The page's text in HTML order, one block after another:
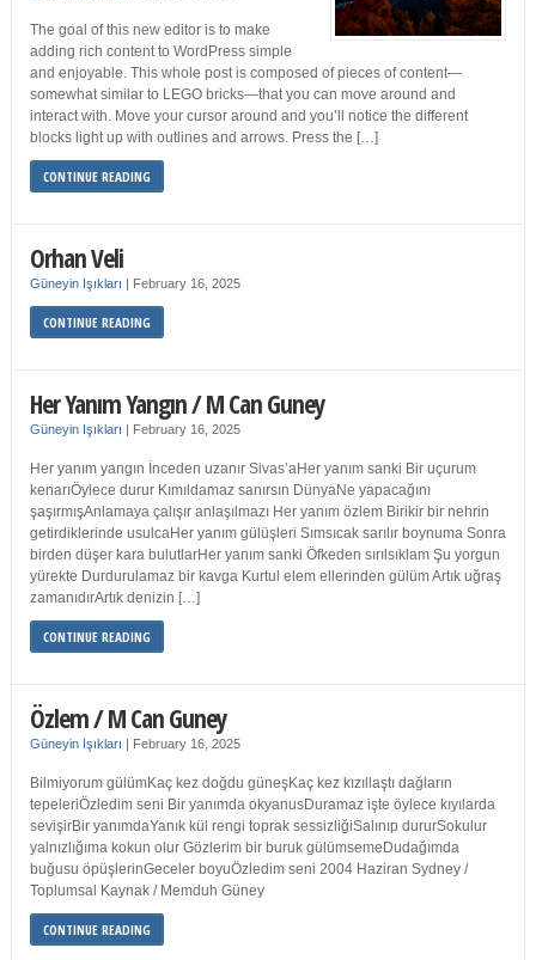
The goal of this new editor is to make
adding rich content to WordPress simple
and enjoyable. This whole post is composed of pieces of content—
somewhat similar to LEGO bricks—that you can move around and
interact with. Move your cursor around and you’ll notice the different
blocks light up with outlines and arrows. Press the […]
CONTINUE READING
Orhan Veli
Güneyin Işıkları | February 16, 2025
CONTINUE READING
Her Yanım Yangın / M Can Guney
Güneyin Işıkları | February 16, 2025
Her yanım yangın İnceden uzanır Sivas’aHer yanım sanki Bir uçurum
kenarıÖylece durur Kımıldamaz sanırsın DünyaNe yapacağını
şaşırmışAnlamaya çalışır anlaşılmazı Her yanım özlem Birikir bir nehrin
getirdiklerinde usulcaHer yanım gülüşleri Sımsıcak sarılır boynuma Sonra
birden düşer kara bulutlarHer yanım sanki Öfkeden sırılsıklam Şu yorgun
yürekte Durdurulamaz bir kavga Kurtul elem ellerinden gülüm Artık uğraş
zamanıdırArtık denizin […]
CONTINUE READING
Özlem / M Can Guney
Güneyin Işıkları | February 16, 2025
Bilmiyorum gülümKaç kez doğdu güneşKaç kez kızıllaştı dağların
tepeleriÖzledim seni Bir yanımda okyanusDuramaz işte öylece kıyılarda
sevişirBir yanımdaYanık kül rengi toprak sessizliğiSalınıp dururSokulur
yalnızlığıma kokun olur Gözlerim bir buruk gülümsemeDudağımda
buğusu öpüşlerinGeceler boyuÖzledim seni 2004 Haziran Sydney /
Toplumsal Kaynak / Memduh Güney
CONTINUE READING